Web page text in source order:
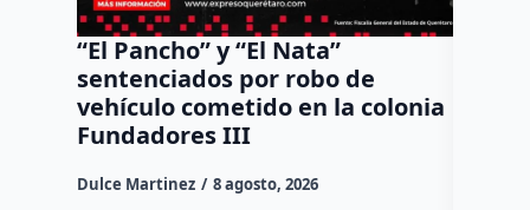
“El Pancho” y “El Nata”
sentenciados por robo de
vehículo cometido en la colonia
Fundadores III
Dulce Martinez 8 agosto, 2026